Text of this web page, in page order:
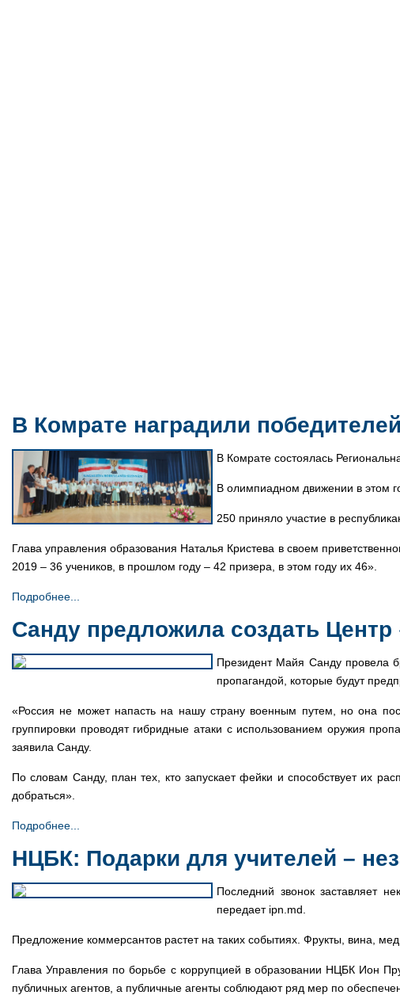
В Комрате наградили
В Комрате состоялась
В олимпиадном движении в этом
250 приняло участие в
Глава управления образования Наталья Кристева в своем
2019 – 36 учеников, в прошлом году – 42 призера, в этом году их 46».
Подробнее...
Санду предложила создать Центр
Президент Майя Санду провела
пропагандой, которые будут
«Россия не может напасть на нашу страну военным путем, но она
группировки проводят гибридные атаки с использованием оружия
заявила Санду.
По словам Санду, план тех, кто запускает фейки и способствует их
добраться».
Подробнее...
НЦБК: Подарки для учителей –
Последний звонок заставляет
передает ipn.md.
Предложение коммерсантов растет на таких событиях. Фрукты, вина,
Глава Управления по борьбе с коррупцией в образовании НЦБК Ион
публичных агентов, а публичные агенты соблюдают ряд мер по